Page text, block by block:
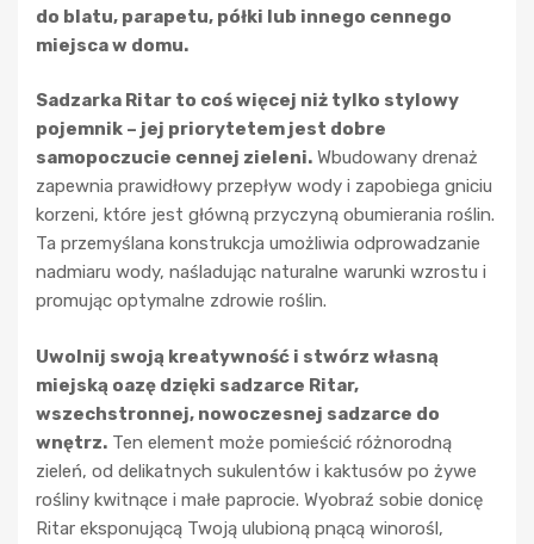
do blatu, parapetu, półki lub innego cennego
miejsca w domu.
Sadzarka Ritar to coś więcej niż tylko stylowy
pojemnik – jej priorytetem jest dobre
samopoczucie cennej zieleni. Wbudowany drenaż
zapewnia prawidłowy przepływ wody i zapobiega gniciu
korzeni, które jest główną przyczyną obumierania roślin.
Ta przemyślana konstrukcja umożliwia odprowadzanie
nadmiaru wody, naśladując naturalne warunki wzrostu i
promując optymalne zdrowie roślin.
Uwolnij swoją kreatywność i stwórz własną
miejską oazę dzięki sadzarce Ritar,
wszechstronnej, nowoczesnej sadzarce do
wnętrz. Ten element może pomieścić różnorodną
zieleń, od delikatnych sukulentów i kaktusów po żywe
rośliny kwitnące i małe paprocie. Wyobraź sobie donicę
Ritar eksponującą Twoją ulubioną pnącą winorośl,